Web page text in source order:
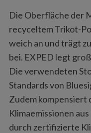
Die Oberfläche der
recyceltem Trikot-
weich an und trägt
bei. EXPED legt
Die verwendeten
Standards von
Zudem kompensiert
Klimaemissionen
durch zertifizierte